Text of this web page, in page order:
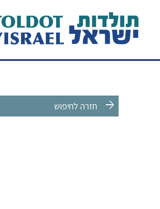
arrow_forward חזרה לחיפוש